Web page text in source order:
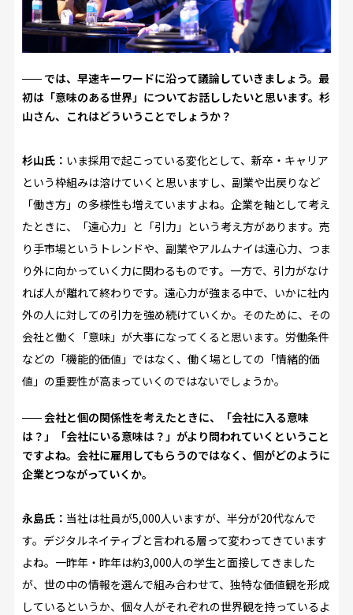
では、早速キーワードに沿って議論していきましょう。最
初は「意味のある世界」についてお話ししたいと思います。杉
山さん、これはどういうことでしょうか？
杉山氏： いま採用で起こっている変化として、新卒・キャリア
という枠組みは溶けていくと思いますし、副業や出戻りなど
「働き方」の多様性も増えていますよね。企業を軸として考え
たときに、「遠心力」と「引力」という考え方があります。売
り手市場というトレンドや、副業やアルムナイは遠心力、つま
り外に向かっていく力に関わるものです。一方で、引力がなけ
れば人が離れて終わりです。遠心力が強まる中で、いかに社内
外の人に対しての引力を強め続けていくか。そのために、その
会社と働く「意味」が大事になってくると思います。労働条件
などの「機能的価値」ではなく、働く場としての「情緒的価
値」の重要性が高まっていくのではないでしょうか。
会社と個の関係性を考えたときに、「会社に入る意味
は？」「会社にいる意味は？」がより問われていくということ
ですよね。会社に雇用してもらうのではなく、個がどのように
企業とつながっていくか。
永島氏： 当社は社員が5,000人いますが、半分が20代なんで
す。デジタルネイティブと言われる層って変わってきています
よね。一昨年・昨年は約3,000人の学生と面接してきました
が、世の中の情報を選んで組み合わせて、独特な価値観を形成
しているというか、個々人がそれぞれの世界観を持っているよ